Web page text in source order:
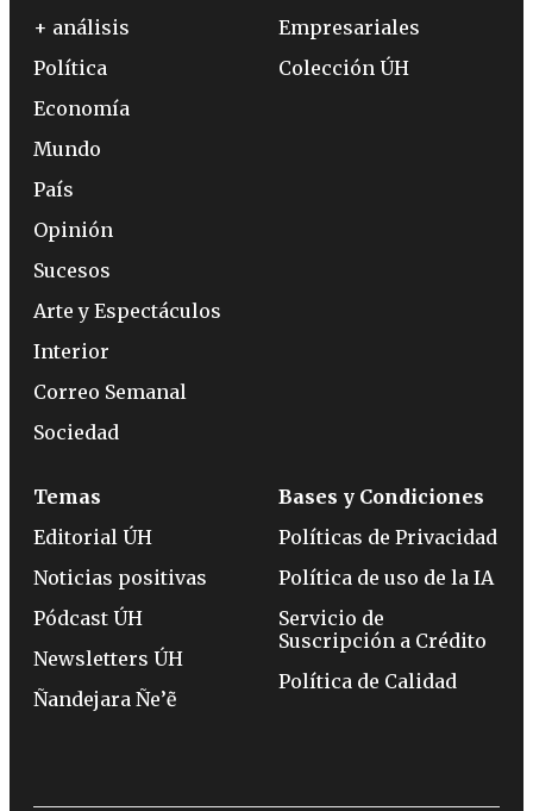
+ análisis
Política
Economía
Mundo
País
Opinión
Sucesos
Arte y Espectáculos
Interior
Correo Semanal
Sociedad
Empresariales
Colección ÚH
Temas
Editorial ÚH
Noticias positivas
Pódcast ÚH
Newsletters ÚH
Ñandejara Ñe’ẽ
Bases y Condiciones
Políticas de Privacidad
Política de uso de la IA
Servicio de
Suscripción a Crédito
Política de Calidad